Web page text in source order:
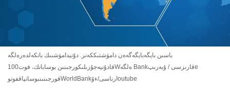
باسىن بايگەبايگەگەەن دامۋشتىككەنر. دۇنيدامۋشىىك بانكەلدەرەلگە
قادۇنيەجۇزىلىكورجىنىن بوسابانك، فوت100Wەلگە Bankقارىزسى / ۇبەرىپe
قورجىنىنبوساتپاقفوتوWorldBankارناسى/ءۇoutube